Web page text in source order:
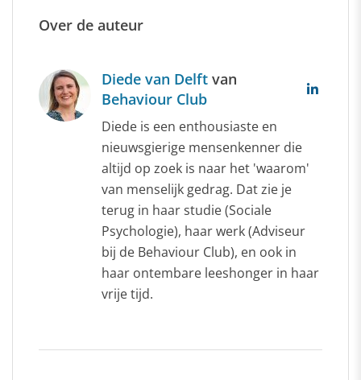
Over de auteur
Diede van Delft van
Behaviour Club
Diede is een enthousiaste en
nieuwsgierige mensenkenner die
altijd op zoek is naar het 'waarom'
van menselijk gedrag. Dat zie je
terug in haar studie (Sociale
Psychologie), haar werk (Adviseur
bij de Behaviour Club), en ook in
haar ontembare leeshonger in haar
vrije tijd.